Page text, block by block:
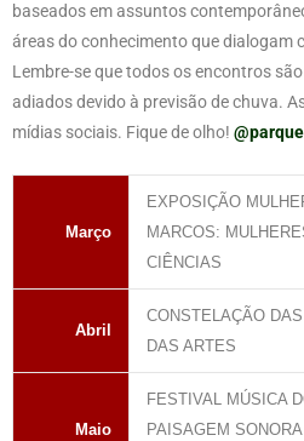
baseados em assuntos
áreas do conhecimento que dialogam
Lembre-se que todos os encontros
adiados devido à previsão de chuva.
mídias sociais. Fique de olho!
Março
EXPOSIÇÃO
MARCOS:
CIÊNCIAS
Abril
CONSTELAÇÃO
DAS ARTES
Maio
FESTIVAL MÚSICA
PAISAGEM